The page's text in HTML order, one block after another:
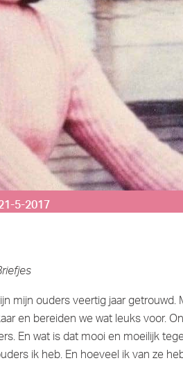
5-2017
mijn ouders veertig jaar
en bereiden we wat leuks voor.
En wat is dat mooi en moeilijk
ik heb. En hoeveel ik van ze